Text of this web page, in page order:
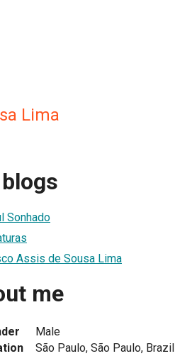
Lima
Sonhado
Assis de Sousa Lima
me
Male
São Paulo, São Paulo, Brazil